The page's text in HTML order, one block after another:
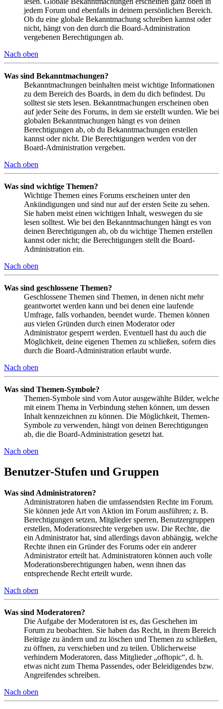
jedem Forum und ebenfalls in deinem persönlichen Bereich.
Ob du eine globale Bekanntmachung schreiben kannst oder
nicht, hängt von den durch die Board-Administration
vergebenen Berechtigungen ab.
Nach oben
Was sind Bekanntmachungen?
Bekanntmachungen beinhalten meist wichtige Informationen
zu dem Bereich des Boards, in dem du dich befindest. Du
solltest sie stets lesen. Bekanntmachungen erscheinen oben
auf jeder Seite des Forums, in dem sie erstellt wurden. Wie bei
globalen Bekanntmachungen hängt es von deinen
Berechtigungen ab, ob du Bekanntmachungen erstellen
kannst oder nicht. Die Berechtigungen werden von der
Board-Administration vergeben.
Nach oben
Was sind wichtige Themen?
Wichtige Themen eines Forums erscheinen unter den
Ankündigungen und sind nur auf der ersten Seite zu sehen.
Sie haben meist einen wichtigen Inhalt, weswegen du sie
lesen solltest. Wie bei den Bekanntmachungen hängt es von
deinen Berechtigungen ab, ob du wichtige Themen erstellen
kannst oder nicht; die Berechtigungen stellt die Board-
Administration ein.
Nach oben
Was sind geschlossene Themen?
Geschlossene Themen sind Themen, in denen nicht mehr
geantwortet werden kann und bei denen eine laufende
Umfrage, falls vorhanden, beendet wurde. Themen können
aus vielen Gründen durch einen Moderator oder
Administrator gesperrt werden. Eventuell hast du auch die
Möglichkeit, deine eigenen Themen zu schließen, sofern dies
durch die Board-Administration erlaubt wurde.
Nach oben
Was sind Themen-Symbole?
Themen-Symbole sind vom Autor ausgewählte Bilder, welche
mit einem Thema in Verbindung stehen können, um dessen
Inhalt kennzeichnen zu können. Die Möglichkeit, Themen-
Symbole zu verwenden, hängt von deinen Berechtigungen
ab, die die Board-Administration gesetzt hat.
Nach oben
Benutzer-Stufen und Gruppen
Was sind Administratoren?
Administratoren haben die umfassendsten Rechte im Forum.
Sie können jede Art von Aktion im Forum ausführen; z. B.
Berechtigungen setzen, Mitglieder sperren, Benutzergruppen
erstellen, Moderationsrechte vergeben usw. Die Rechte, die
ein Administrator hat, sind allerdings davon abhängig, welche
Rechte ihnen ein Gründer des Forums oder ein anderer
Administrator erteilt hat. Administratoren können auch volle
Moderationsberechtigungen haben, wenn ihnen das
entsprechende Recht erteilt wurde.
Nach oben
Was sind Moderatoren?
Die Aufgabe der Moderatoren ist es, das Geschehen im
Forum zu beobachten. Sie haben das Recht, in ihrem Bereich
Beiträge zu ändern und zu löschen und Themen zu schließen,
zu öffnen, zu verschieben und zu teilen. Üblicherweise
verhindern Moderatoren, dass Mitglieder „offtopic“, d. h.
etwas nicht zum Thema Passendes, oder Beleidigendes bzw.
Angreifendes schreiben.
Nach oben